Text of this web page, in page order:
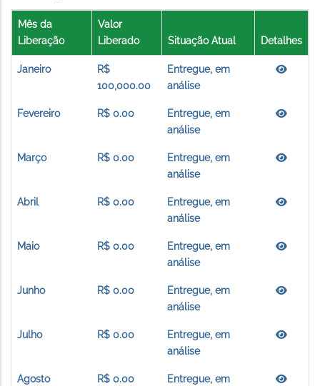
Mês da
Liberação
Valor
Liberado
Situação Atual Detalhes
Janeiro
R$
100,000.00
Entregue, em
análise
Fevereiro R$ 0.00
Entregue, em
análise
Março R$ 0.00
Entregue, em
análise
Abril R$ 0.00
Entregue, em
análise
Maio R$ 0.00
Entregue, em
análise
Junho R$ 0.00
Entregue, em
análise
Julho R$ 0.00
Entregue, em
análise
Agosto R$ 0.00
Entregue, em